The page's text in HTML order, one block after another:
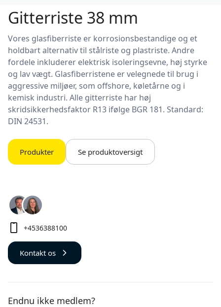
Gitterriste 38 mm
Vores glasfiberriste er korrosionsbestandige og et
holdbart alternativ til stålriste og plastriste. Andre
fordele inkluderer elektrisk isoleringsevne, høj styrke
og lav vægt. Glasfiberristene er velegnede til brug i
aggressive miljøer, som offshore, køletårne og i
kemisk industri. Alle gitterriste har høj
skridsikkerhedsfaktor R13 ifølge BGR 181. Standard:
DIN 24531.
Produkter Se produktoversigt
+4536388100
Kontakt os
Endnu ikke medlem?